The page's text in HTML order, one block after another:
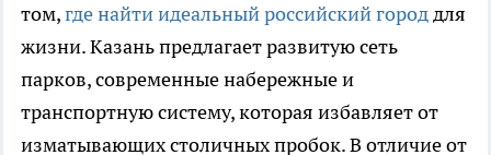
том,где найти идеальный российский городдля
жизни. Казань предлагает развитую сеть
парков, современные набережные и
транспортную систему, которая избавляет от
изматывающих столичных пробок. В отличие от